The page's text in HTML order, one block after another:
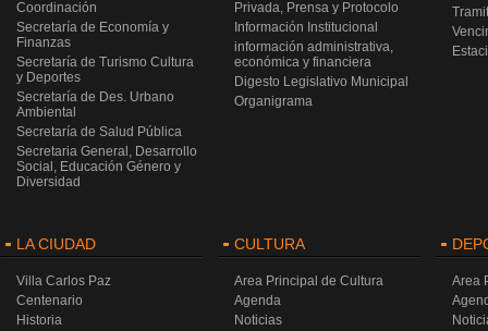
Coordinación
Secretaría de Economía y
Finanzas
Secretaría de Turismo Cultura
y Deportes
Secretaría de Des. Urbano
Ambiental
Secretaría de Salud Pública
Secretaria General, Desarrollo
Social, Educación Género y
Diversidad
Privada, Prensa y Protocolo
Información Institucional
información administrativa,
económica y financiera
Digesto Legislativo Municipal
Organigrama
LA CIUDAD
Villa Carlos Paz
Centenario
Historia
CULTURA
Area Principal de Cultura
Agenda
Noticias
Area